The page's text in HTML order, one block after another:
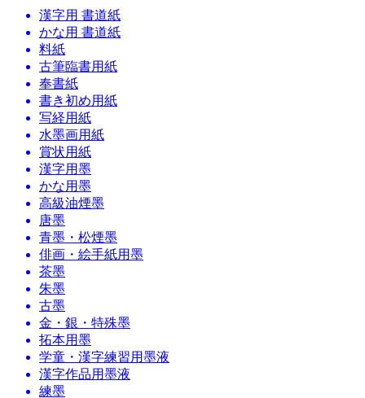
漢字用 書道紙
かな用 書道紙
料紙
古筆臨書用紙
奉書紙
書き初め用紙
写経用紙
水墨画用紙
賞状用紙
漢字用墨
かな用墨
高級油煙墨
唐墨
青墨・松煙墨
俳画・絵手紙用墨
茶墨
朱墨
古墨
金・銀・特殊墨
拓本用墨
学童・漢字練習用墨液
漢字作品用墨液
練墨